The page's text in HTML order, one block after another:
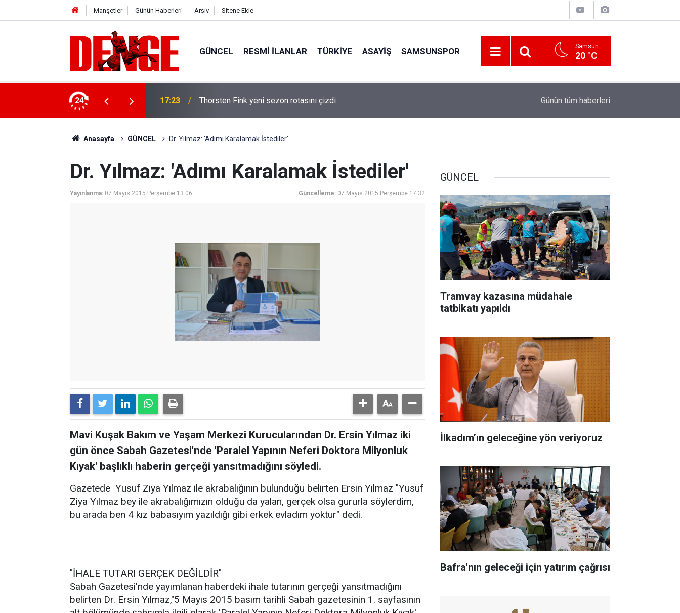
Manşetler Günün Haberleri Arşiv Sitene Ekle
GÜNCEL RESMI İLANLAR TÜRKİYE ASAYİŞ SAMSUNSPOR Samsun
20 °C
24 17:23 Thorsten Fink yeni sezon rotasını çizdi Vatandaşlar evlerinden danışmanlık hizmeti
Günün tüm haberleri
Anasayfa GÜNCEL Dr. Yılmaz: 'Adımı Karalamak İstediler'
Dr. Yılmaz: 'Adımı Karalamak İstediler'
Yayınlanma: 07 Mayıs 2015 Perşembe 13:06 Güncelleme: 07 Mayıs 2015 Perşembe 17:32
Mavi Kuşak Bakım ve Yaşam Merkezi Kurucularından Dr. Ersin Yılmaz iki
gün önce Sabah Gazetesi'nde 'Paralel Yapının Neferi Doktora Milyonluk
Kıyak' başlıklı haberin gerçeği yansıtmadığını söyledi.
Gazetede Yusuf Ziya Yılmaz ile akrabalığının bulunduğu belirten Ersin Yılmaz "Yusuf
Ziya Yılmaz bey ile akrabalığımızın olduğu da yalan, gerçek olsa gururla söylerdim,
bu arada ben 4 kız babasıyım yazıldığı gibi erkek evladım yoktur" dedi.
"İHALE TUTARI GERÇEK DEĞİLDİR"
Sabah Gazetesi'nde yayımlanan haberdeki ihale tutarının gerçeği yansıtmadığını
belirten Dr. Ersin Yılmaz,"5 Mayıs 2015 basım tarihli Sabah gazetesinin 1. sayfasının
GÜNCEL
Tramvay kazasına müdahale
tatbikatı yapıldı
İlkadım’ın geleceğine yön veriyoruz
Bafra'nın geleceği için yatırım çağrısı